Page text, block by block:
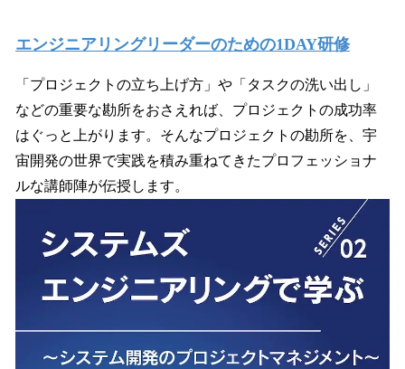
エンジニアリングリーダーのための1DAY研修
「プロジェクトの立ち上げ方」や「タスクの洗い出し」
などの重要な勘所をおさえれば、プロジェクトの成功率
はぐっと上がります。そんなプロジェクトの勘所を、宇
宙開発の世界で実践を積み重ねてきたプロフェッショナ
ルな講師陣が伝授します。